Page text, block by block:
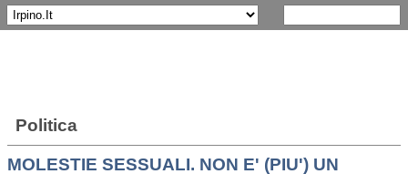
Politica
MOLESTIE SESSUALI. NON E' (PIU') UN